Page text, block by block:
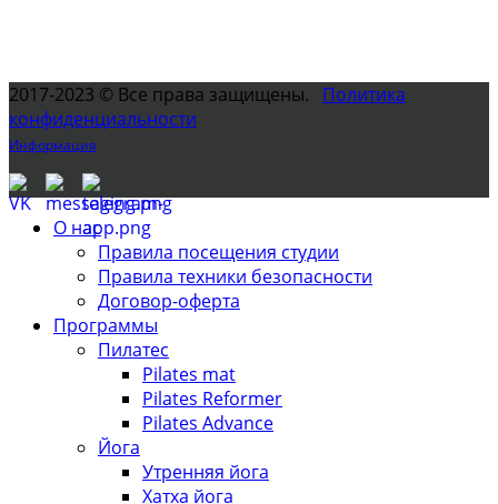
2017-2023 © Все права защищены. Политика
конфиденциальности
Информация
О нас
Правила посещения студии
Правила техники безопасности
Договор-оферта
Программы
Пилатес
Pilates mat
Pilates Reformer
Pilates Advance
Йога
Утренняя йога
Хатха йога